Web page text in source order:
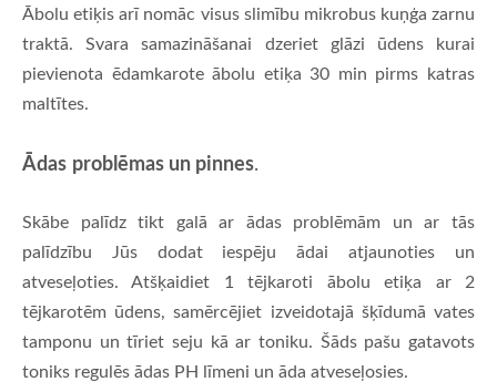
Ābolu etiķis arī nomāc visus slimību mikrobus kuņģa zarnu
traktā. Svara samazināšanai dzeriet glāzi ūdens kurai
pievienota ēdamkarote ābolu etiķa 30 min pirms katras
maltītes.
Ādas problēmas un pinnes.
Skābe palīdz tikt galā ar ādas problēmām un ar tās
palīdzību Jūs dodat iespēju ādai atjaunoties un
atveseļoties. Atšķaidiet 1 tējkaroti ābolu etiķa ar 2
tējkarotēm ūdens, samērcējiet izveidotajā šķīdumā vates
tamponu un tīriet seju kā ar toniku. Šāds pašu gatavots
toniks regulēs ādas PH līmeni un āda atveseļosies.